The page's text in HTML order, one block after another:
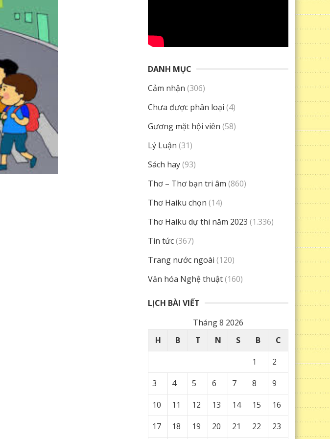
DANH MỤC
Cảm nhận (306)
Chưa được phân loại (4)
Gương mặt hội viên (58)
Lý Luận (31)
Sách hay(93)
Thơ – Thơ bạn tri âm (860)
Thơ Haiku chọn (14)
Thơ Haiku dự thi năm 2023 (1.336)
Tin tức(367)
Trang nước ngoài (120)
Văn hóa Nghệ thuật(160)
LỊCH BÀI VIẾT
Tháng 8 2026
H
B T N S B
C
1
2
3
4 5 6 7 8
9
10
11 12 13 14 15
16
17
18 19 20 21 22 23